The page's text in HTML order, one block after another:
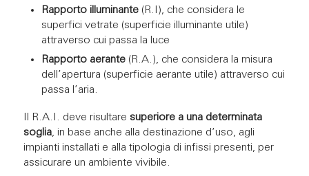
Rapporto illuminante(R.I), che considera le
superfici vetrate (superficie illuminante utile)
attraverso cui passa la luce
Rapporto aerante(R.A.), che considera la misura
dell’apertura (superficie aerante utile) attraverso cui
passa l’aria.
Il R.A.I. deve risultare superiore a una determinata
soglia, in base anche alla destinazione d’uso, agli
impianti installati e alla tipologia di infissi presenti, per
assicurare un ambiente vivibile.